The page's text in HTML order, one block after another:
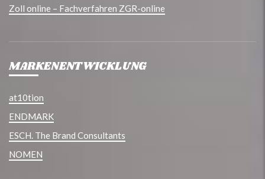
Zoll online – Fachverfahren ZGR-online
MARKENENTWICKLUNG
at10tion
ENDMARK
ESCH. The Brand Consultants
NOMEN